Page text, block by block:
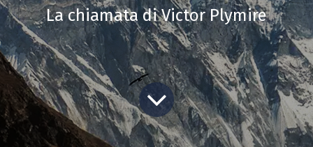
La chiamata di Victor Plymire